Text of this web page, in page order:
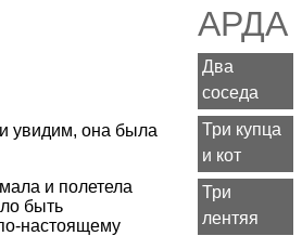
АРДА
Два
соседа
Три купца
и кот
Три
лентяя
увидим, она была
и полетела
быть
настоящему